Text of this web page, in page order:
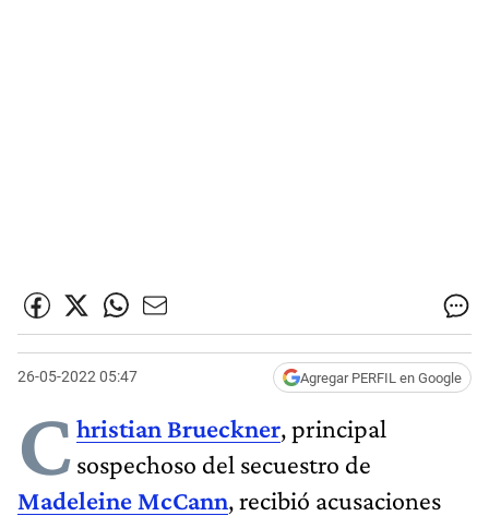
26-05-2022 05:47 Agregar PERFIL en Google
Christian Brueckner, principal
sospechoso del secuestro de
Madeleine McCann, recibió acusaciones